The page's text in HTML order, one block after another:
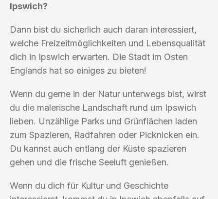
Ipswich?
Dann bist du sicherlich auch daran interessiert,
welche Freizeitmöglichkeiten und Lebensqualität
dich in Ipswich erwarten. Die Stadt im Osten
Englands hat so einiges zu bieten!
Wenn du gerne in der Natur unterwegs bist, wirst
du die malerische Landschaft rund um Ipswich
lieben. Unzählige Parks und Grünflächen laden
zum Spazieren, Radfahren oder Picknicken ein.
Du kannst auch entlang der Küste spazieren
gehen und die frische Seeluft genießen.
Wenn du dich für Kultur und Geschichte